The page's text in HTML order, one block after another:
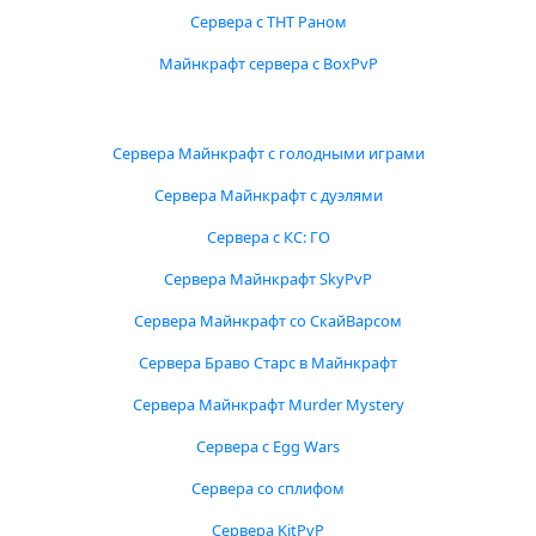
Сервера с ТНТ Раном
Майнкрафт сервера с BoxPvP
Сервера Майнкрафт с голодными играми
Сервера Майнкрафт с дуэлями
Сервера с КС: ГО
Сервера Майнкрафт SkyPvP
Сервера Майнкрафт со СкайВарсом
Сервера Браво Старс в Майнкрафт
Сервера Майнкрафт Murder Mystery
Сервера с Egg Wars
Сервера со сплифом
Сервера KitPvP